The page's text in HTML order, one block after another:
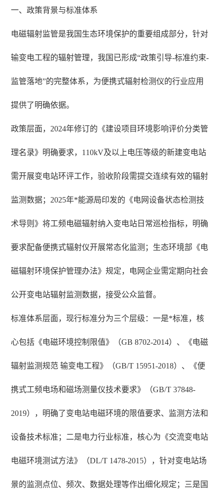
一、政策背景与标准体系
电磁辐射监管是我国生态环境保护的重要组成部分，针对
输变电工程的辐射管理，我国已形成“政策引导-标准约束-
监管落地”的完整体系，为便携式辐射检测仪的行业应用
提供了明确依据。
政策层面，2024年修订的《建设项目环境影响评价分类管
理名录》明确要求，110kV及以上电压等级的新建变电站
需开展变电站环评工作，验收阶段需提交连续有效的辐射
监测数据；2025年*能源局印发的《电网设备状态检测技
术导则》将工频电磁辐射纳入变电站日常巡检指标，明确
要求配备便携式辐射仪开展常态化监测；生态环境部《电
磁辐射环境保护管理办法》规定，电网企业需定期向社会
公开变电站辐射监测数据，接受公众监督。
标准体系层面，现行标准分为三个层级：一是*标准，核
心包括《电磁环境控制限值》（GB 8702-2014）、《电磁
辐射监测规范 输变电工程》（GB/T 15951-2018）、《便
携式工频电场和磁场测量仪技术要求》（GB/T 37848-
2019），明确了变电站电磁环境的限值要求、监测方法和
设备技术标准；二是电力行业标准，核心为《交流变电站
电磁环境测试方法》（DL/T 1478-2015），针对变电站场
景的监测点位、频次、数据处理等作出细化规定；三是国